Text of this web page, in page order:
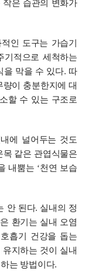
은 습관의 변화가
인 도구는 가습기
기적으로 세척하는
을 막을 수 있다. 따
이 충분한지에 대
할 수 있는 구조로
에 널어두는 것도
같은 관엽식물은
내뿜는 ‘천연 보습
안 된다. 실내의 정
환기는 실내 오염
흡기 건강을 돕는
지하는 것이 실내
는 방법이다.